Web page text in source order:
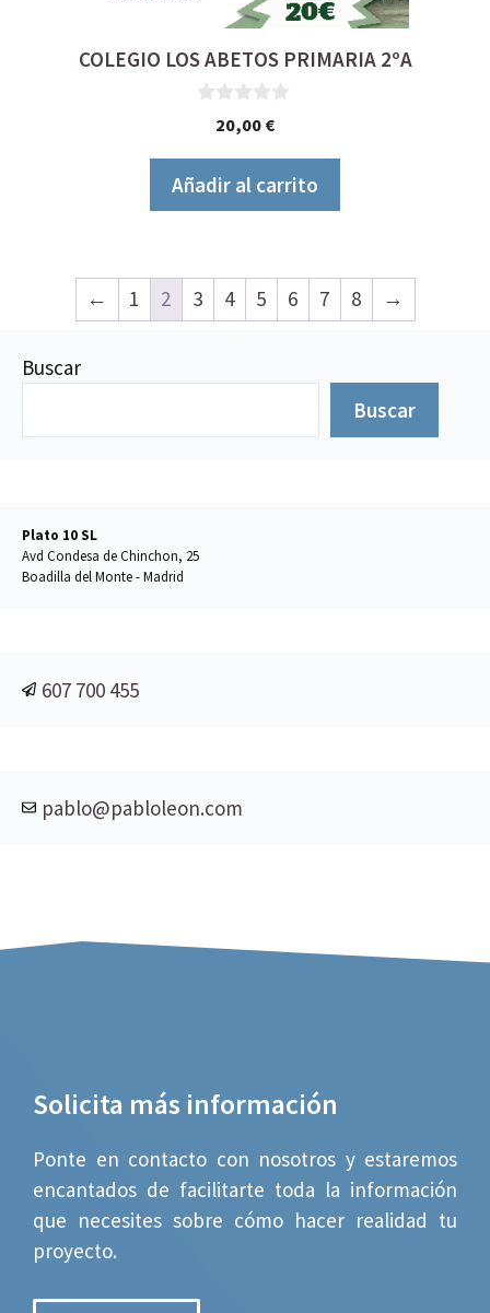
COLEGIO LOS ABETOS PRIMARIA 2ºA
20,00 €
Añadir al carrito
← 1 2 3 4 5 6 7 8 →
Buscar
Buscar
Plato 10 SL
Avd Condesa de Chinchon, 25
Boadilla del Monte - Madrid
607 700 455
pablo@pabloleon.com
Solicita más información
Ponte en contacto con nosotros y estaremos
encantados de facilitarte toda la información
que necesites sobre cómo hacer realidad tu
proyecto.